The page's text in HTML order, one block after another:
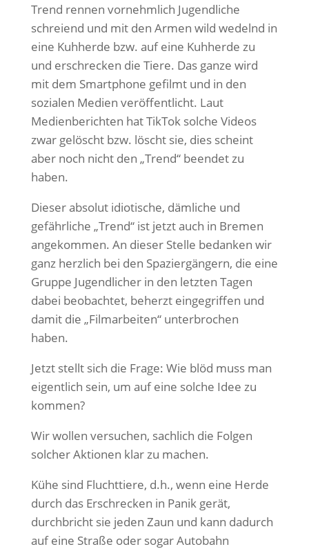
Trend rennen vornehmlich Jugendliche
schreiend und mit den Armen wild wedelnd in
eine Kuhherde bzw. auf eine Kuhherde zu
und erschrecken die Tiere. Das ganze wird
mit dem Smartphone gefilmt und in den
sozialen Medien veröffentlicht. Laut
Medienberichten hat TikTok solche Videos
zwar gelöscht bzw. löscht sie, dies scheint
aber noch nicht den „Trend“ beendet zu
haben.
Dieser absolut idiotische, dämliche und
gefährliche „Trend“ ist jetzt auch in Bremen
angekommen. An dieser Stelle bedanken wir
ganz herzlich bei den Spaziergängern, die eine
Gruppe Jugendlicher in den letzten Tagen
dabei beobachtet, beherzt eingegriffen und
damit die „Filmarbeiten“ unterbrochen
haben.
Jetzt stellt sich die Frage: Wie blöd muss man
eigentlich sein, um auf eine solche Idee zu
kommen?
Wir wollen versuchen, sachlich die Folgen
solcher Aktionen klar zu machen.
Kühe sind Fluchttiere, d.h., wenn eine Herde
durch das Erschrecken in Panik gerät,
durchbricht sie jeden Zaun und kann dadurch
auf eine Straße oder sogar Autobahn